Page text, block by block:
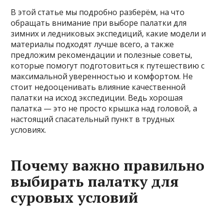
В этой статье мы подробно разберём, на что
обращать внимание при выборе палатки для
зимних и ледниковых экспедиций, какие модели и
материалы подходят лучше всего, а также
предложим рекомендации и полезные советы,
которые помогут подготовиться к путешествию с
максимальной уверенностью и комфортом. Не
стоит недооценивать влияние качественной
палатки на исход экспедиции. Ведь хорошая
палатка — это не просто крышка над головой, а
настоящий спасательный пункт в трудных
условиях.
Почему важно правильно
выбирать палатку для
суровых условий